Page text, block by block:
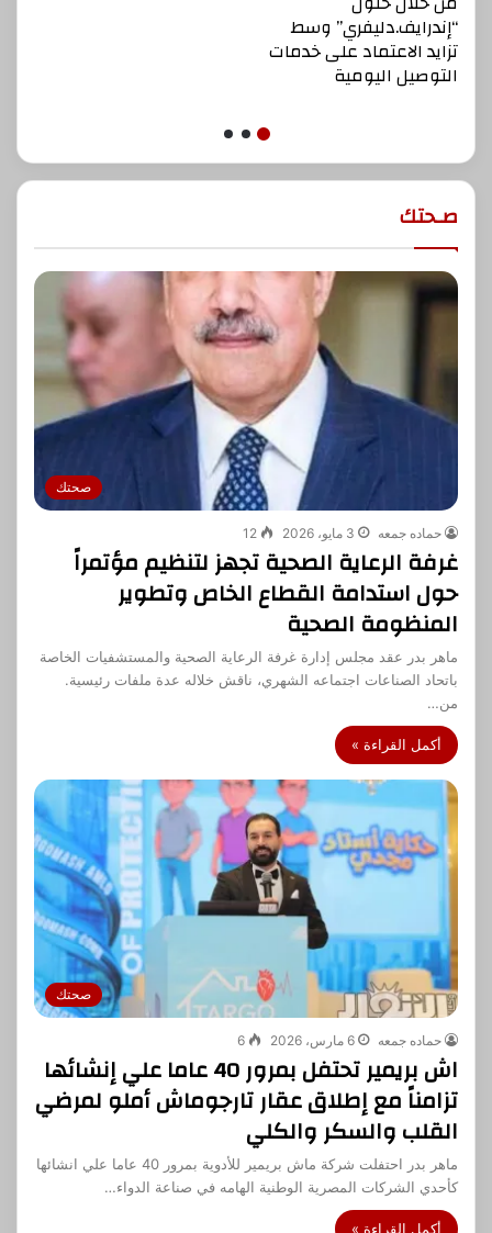
“إندرايف.دليفري” وسط
تزايد الاعتماد على خدمات
التوصيل اليومية
صـحتك
صحتك
حماده جمعه 3 مايو، 2026 12
غرفة الرعاية الصحية تجهز لتنظيم مؤتمراً
حول استدامة القطاع الخاص وتطوير
المنظومة الصحية
ماهر بدر عقد مجلس إدارة غرفة الرعاية الصحية والمستشفيات الخاصة
باتحاد الصناعات اجتماعه الشهري، ناقش خلاله عدة ملفات رئيسية.
من…
أكمل القراءة »
صحتك
حماده جمعه 6 مارس، 2026 6
اش بريمير تحتفل بمرور 40 عاما علي إنشائها
تزامناً مع إطلاق عقار تارجوماش أملو لمرضي
القلب والسكر والكلي
ماهر بدر احتفلت شركة ماش بريمير للأدوية بمرور 40 عاما علي انشائها
كأحدي الشركات المصرية الوطنية الهامه في صناعة الدواء…
أكمل القراءة »